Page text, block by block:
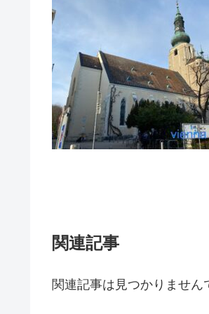
関連記事
関連記事は見つかりません